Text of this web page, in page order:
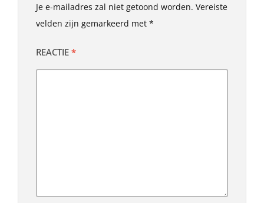
Je e-mailadres zal niet getoond worden. Vereiste
velden zijn gemarkeerd met *
REACTIE *